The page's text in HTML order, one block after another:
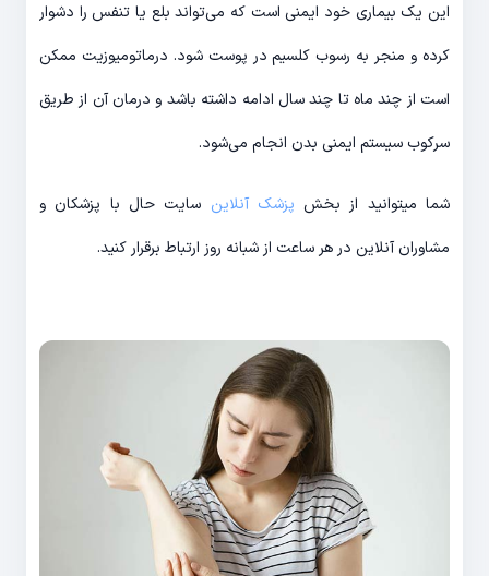
این یک بیماری خود ایمنی است که می‌تواند بلع یا تنفس را دشوار
کرده و منجر به رسوب کلسیم در پوست شود. درماتومیوزیت ممکن
است از چند ماه تا چند سال ادامه داشته باشد و درمان آن از طریق
سرکوب سیستم ایمنی بدن انجام می‌شود.
شما میتوانید از بخش پزشک آنلاین سایت حال با پزشکان و
مشاوران آنلاین در هر ساعت از شبانه روز ارتباط برقرار کنید.